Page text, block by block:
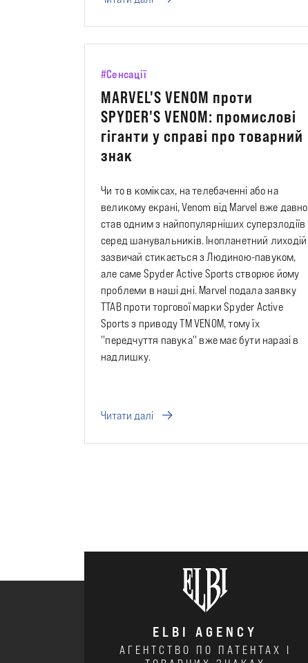
#Сенсації
MARVEL'S VENOM проти
SPYDER'S VENOM: промислові
гіганти у справі про товарний
знак
Чи то в коміксах, на телебаченні або на
великому екрані, Venom від Marvel вже давно
став одним з найпопулярніших суперзлодіїв
серед шанувальників. Інопланетний лиходій
зазвичай стикається з Людиною-павуком,
але саме Spyder Active Sports створює йому
проблеми в наші дні. Marvel подала заявку
TTAB проти торгової марки Spyder Active
Sports з приводу ТМ VENOM, тому їх
''передчуття павука'' вже має бути наразі в
надлишку.
Читати далі
ELBI AGENCY
АГЕНТСТВО ПО ПАТЕНТАХ І